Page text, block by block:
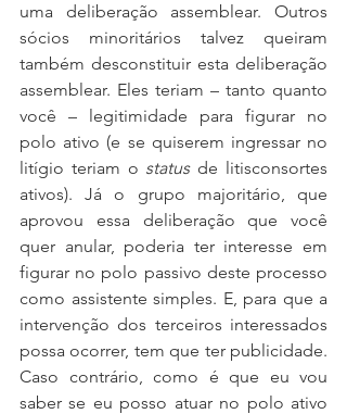
uma deliberação assemblear. Outros
sócios minoritários talvez queiram
também desconstituir esta deliberação
assemblear. Eles teriam – tanto quanto
você – legitimidade para figurar no
polo ativo (e se quiserem ingressar no
litígio teriam o status de litisconsortes
ativos). Já o grupo majoritário, que
aprovou essa deliberação que você
quer anular, poderia ter interesse em
figurar no polo passivo deste processo
como assistente simples. E, para que a
intervenção dos terceiros interessados
possa ocorrer, tem que ter publicidade.
Caso contrário, como é que eu vou
saber se eu posso atuar no polo ativo